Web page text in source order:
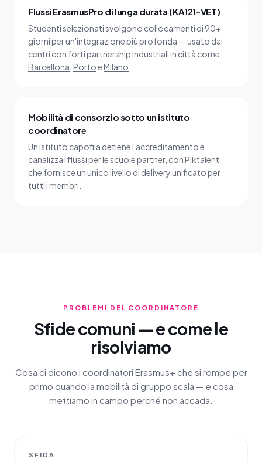
Flussi ErasmusPro di lunga durata (KA121-VET)
Studenti selezionati svolgono collocamenti di 90+
giorni per un'integrazione più profonda — usato dai
centri con forti partnership industriali in città come
Barcellona PortoeMilano
Mobilità di consorzio sotto un istituto
coordinatore
Un istituto capofila detiene l'accreditamento e
canalizza i flussi per le scuole partner, con Piktalent
che fornisce un unico livello di delivery unificato per
tutti i membri.
PROBLEMI DEL COORDINATORE
Sfide comuni — e come le
risolviamo
Cosa ci dicono i coordinatori Erasmus+ che si rompe per
primo quando la mobilità di gruppo scala — e cosa
mettiamo in campo perché non accada.
SFIDA